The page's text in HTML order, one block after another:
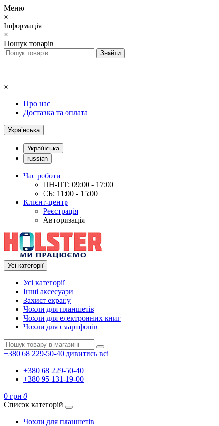
Меню
×
Інформація
×
Пошук товарів
×
Про нас
Доставка та оплата
Українська
Українська
russian
Час роботи
ПН-ПТ: 09:00 - 17:00
СБ: 11:00 - 15:00
Клієнт-центр
Реєстрація
Авторизація
Усі категорії
Усі категорії
Інші аксесуари
Захист екрану
Чохли для планшетів
Чохли для електронних книг
Чохли для смартфонів
+380 68 229-50-40 дивитись всі
+380 68 229-50-40
+380 95 131-19-00
0 грн 0
Список категорій
Чохли для планшетів